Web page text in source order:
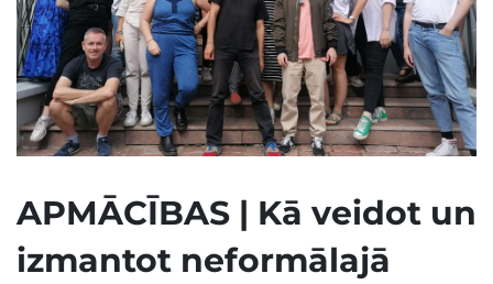
APMĀCĪBAS | Kā veidot un
izmantot neformālajā